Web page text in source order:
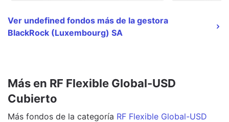
Ver undefined fondos más de la gestora
BlackRock (Luxembourg) SA
Más en RF Flexible Global-USD
Cubierto
Más fondos de la categoría RF Flexible Global-USD